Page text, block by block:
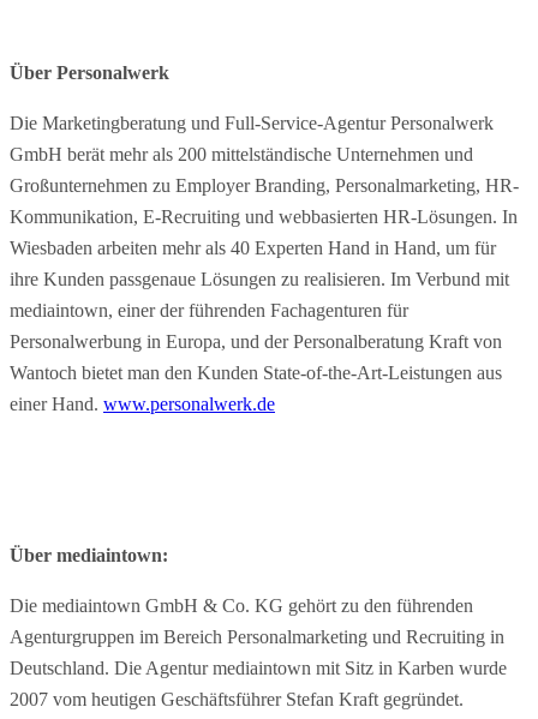
Über Personalwerk
Die Marketingberatung und Full-Service-Agentur Personalwerk
GmbH berät mehr als 200 mittelständische Unternehmen und
Großunternehmen zu Employer Branding, Personalmarketing, HR-
Kommunikation, E-Recruiting und webbasierten HR-Lösungen. In
Wiesbaden arbeiten mehr als 40 Experten Hand in Hand, um für
ihre Kunden passgenaue Lösungen zu realisieren. Im Verbund mit
mediaintown, einer der führenden Fachagenturen für
Personalwerbung in Europa, und der Personalberatung Kraft von
Wantoch bietet man den Kunden State-of-the-Art-Leistungen aus
einer Hand. www.personalwerk.de
Über mediaintown:
Die mediaintown GmbH & Co. KG gehört zu den führenden
Agenturgruppen im Bereich Personalmarketing und Recruiting in
Deutschland. Die Agentur mediaintown mit Sitz in Karben wurde
2007 vom heutigen Geschäftsführer Stefan Kraft gegründet.